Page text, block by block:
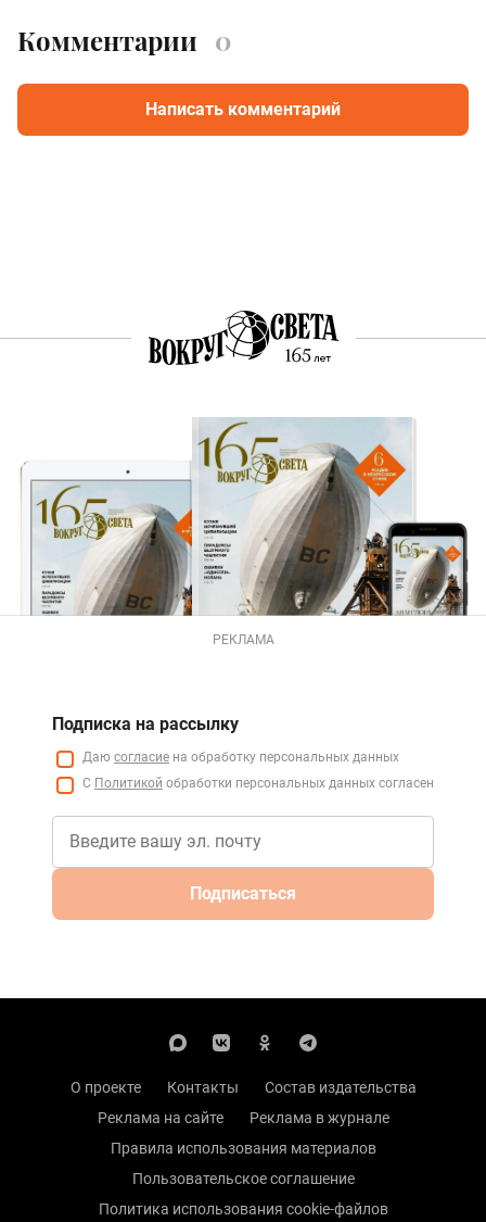
Комментарии 0
Написать комментарий
РЕКЛАМА
Подписка на рассылку
Даю согласие на обработку персональных данных
С Политикой обработки персональных данных согласен
Подписаться
О проекте Контакты
Состав издательства
Реклама на сайте
Реклама в журнале
Правила использования материалов
Пользовательское соглашение
Политика использования cookie-файлов